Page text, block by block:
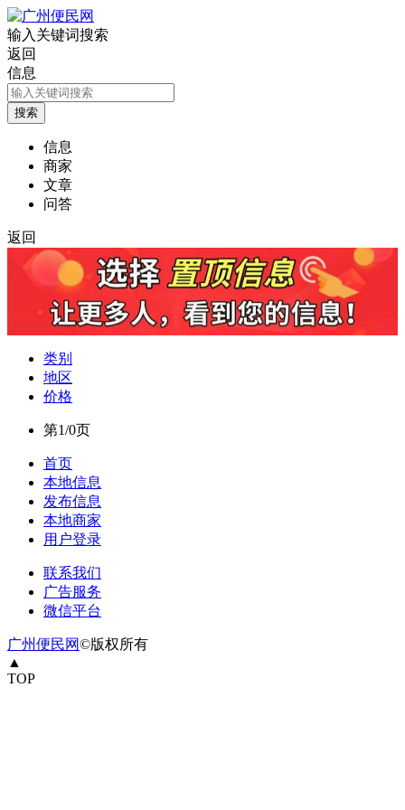
输入关键词搜索
返回
信息
信息
商家
文章
问答
返回
类别
地区
价格
第1/0页
首页
本地信息
发布信息
本地商家
用户登录
联系我们
广告服务
微信平台
广州便民网©版权所有
▲
TOP